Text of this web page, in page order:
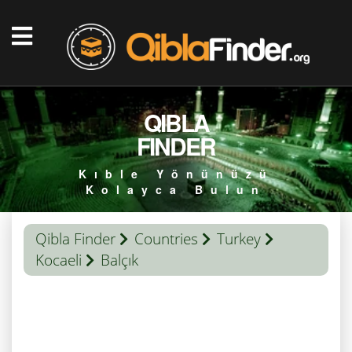
QIBLA
FINDER
Kıble Yönünüzü
Kolayca Bulun
Qibla Finder Countries
Turkey
Kocaeli
Balçık